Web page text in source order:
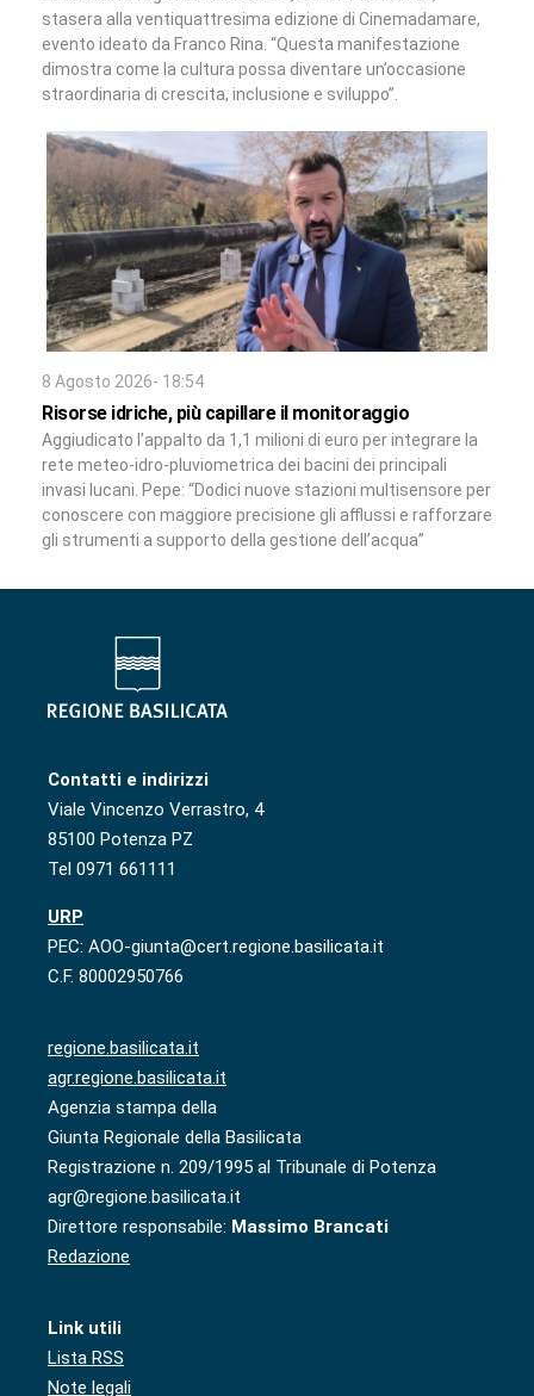
stasera alla ventiquattresima edizione di Cinemadamare,
evento ideato da Franco Rina. “Questa manifestazione
dimostra come la cultura possa diventare un’occasione
straordinaria di crescita, inclusione e sviluppo”.
8 Agosto 2026- 18:54
Risorse idriche, più capillare il monitoraggio
Aggiudicato l’appalto da 1,1 milioni di euro per integrare la
rete meteo-idro-pluviometrica dei bacini dei principali
invasi lucani. Pepe: “Dodici nuove stazioni multisensore per
conoscere con maggiore precisione gli afflussi e rafforzare
gli strumenti a supporto della gestione dell’acqua”
Contatti e indirizzi
Viale Vincenzo Verrastro, 4
85100 Potenza PZ
Tel 0971 661111
URP
PEC: AOO-giunta@cert.regione.basilicata.it
C.F. 80002950766
regione.basilicata.it
agr.regione.basilicata.it
Agenzia stampa della
Giunta Regionale della Basilicata
Registrazione n. 209/1995 al Tribunale di Potenza
agr@regione.basilicata.it
Direttore responsabile: Massimo Brancati
Redazione
Link utili
Lista RSS
Note legali